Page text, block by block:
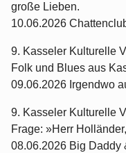
große Lieben.
10.06.2026
9. Kasseler Kulturelle
Folk und Blues aus
09.06.2026 Irgendwo
9. Kasseler Kulturelle
Frage: »Herr
08.06.2026 Big Daddy